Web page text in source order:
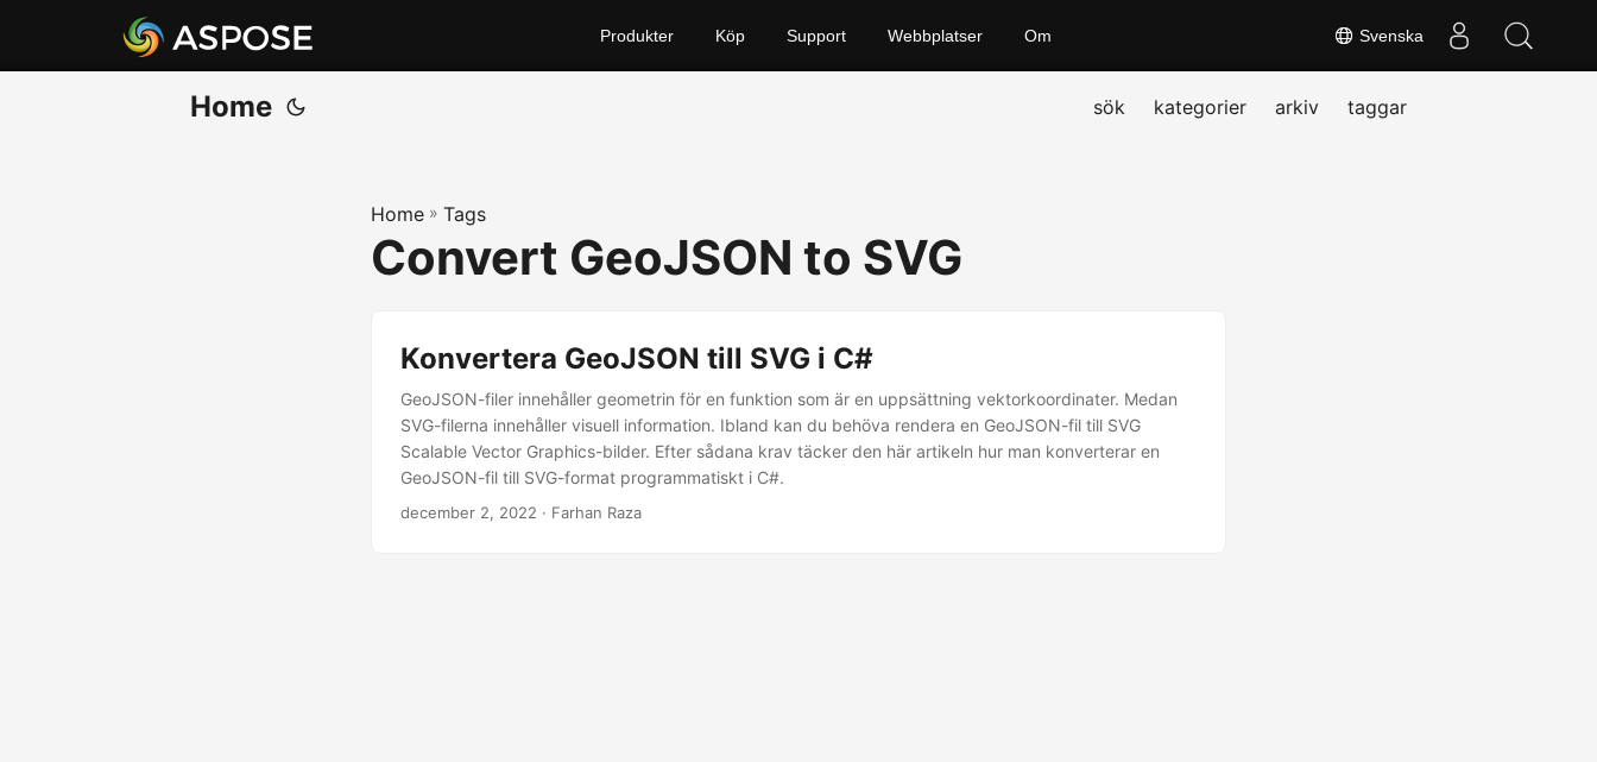
Svenska
Produkter Köp Support Webbplatser Om
Home sök kategorier arkiv taggar
Home » Tags
Convert GeoJSON to SVG
Konvertera GeoJSON till SVG i C#
GeoJSON-filer innehåller geometrin för en funktion som är en uppsättning vektorkoordinater. Medan
SVG-filerna innehåller visuell information. Ibland kan du behöva rendera en GeoJSON-fil till SVG
Scalable Vector Graphics-bilder. Efter sådana krav täcker den här artikeln hur man konverterar en
GeoJSON-fil till SVG-format programmatiskt i C#.
december 2, 2022 · Farhan Raza